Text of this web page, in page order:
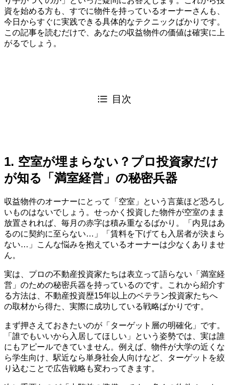
資を始める方も、すでに物件を持っているオーナーさんも、
今日からすぐに実践できる具体的なテクニックばかりです。
この記事を読むだけで、あなたの収益物件の価値は確実に上
がるでしょう。
目次
1. 空室が埋まらない？プロ投資家だけ
が知る「満室経営」の秘密兵器
収益物件のオーナーにとって「空室」という言葉ほど恐ろし
いものはないでしょう。せっかく投資した物件が空室のまま
放置されれば、毎月の赤字は積み重なるばかり。「内見はあ
るのに契約に至らない…」「賃料を下げても入居者が決まら
ない…」こんな悩みを抱えているオーナーは少なくありませ
ん。
実は、プロの不動産投資家たちは表立って語らない「満室経
営」のための秘密兵器を持っているのです。これから紹介す
る方法は、不動産投資歴15年以上のベテラン投資家たちへ
の取材から得た、実際に成功している戦略ばかりです。
まず押さえておきたいのが「ターゲット層の明確化」です。
「誰でもいいから入居してほしい」という姿勢では、実は誰
にもアピールできていません。例えば、物件が大学の近くな
ら学生向け、駅近なら単身社会人向けなど、ターゲットを絞
り込むことで広告戦略も変わってきます。